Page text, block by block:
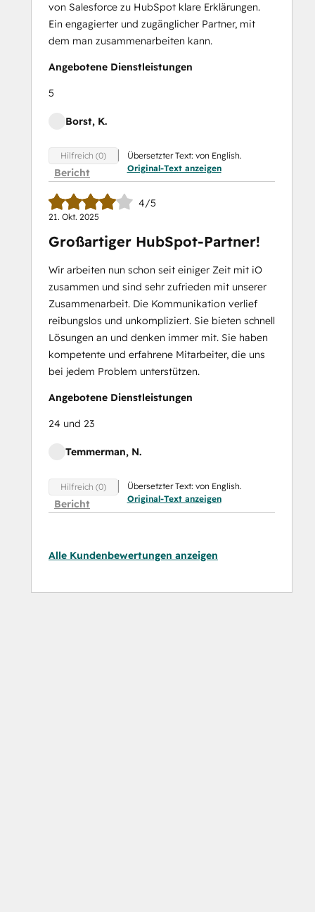
von Salesforce zu HubSpot klare Erklärungen.
Ein engagierter und zugänglicher Partner, mit
dem man zusammenarbeiten kann.
Angebotene Dienstleistungen
5
Borst, K.
Hilfreich (0)
Bericht
Übersetzter Text: von English.
Original-Text anzeigen
4/5
21. Okt. 2025
Großartiger HubSpot-Partner!
Wir arbeiten nun schon seit einiger Zeit mit iO
zusammen und sind sehr zufrieden mit unserer
Zusammenarbeit. Die Kommunikation verlief
reibungslos und unkompliziert. Sie bieten schnell
Lösungen an und denken immer mit. Sie haben
kompetente und erfahrene Mitarbeiter, die uns
bei jedem Problem unterstützen.
Angebotene Dienstleistungen
24 und 23
Temmerman, N.
Hilfreich (0)
Bericht
Übersetzter Text: von English.
Original-Text anzeigen
Alle Kundenbewertungen anzeigen